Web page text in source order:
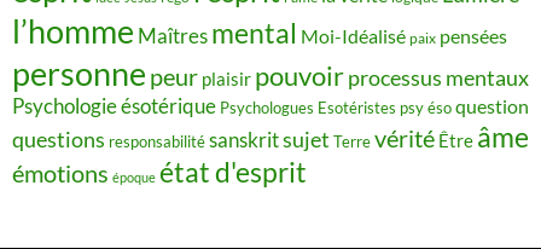
l’homme Maîtres mental Moi-Idéalisé paix pensées
personne peur plaisir pouvoirprocessus mentaux
Psychologie ésotérique Psychologues Esotéristes psy ésoquestion
questions responsabilitésanskritsujet Terrevérité Être âme
émotions époque état d'esprit